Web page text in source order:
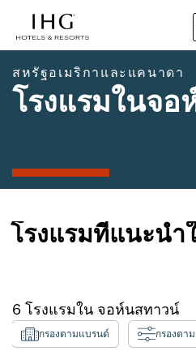
สหรัฐอเมริกาและแคนาดา
โรงแรมในจ
โรงแรมที่แนะน
6 โรงแรมใน จอห์นสทาวน์
กรองตามแบรนด์ กรองตา